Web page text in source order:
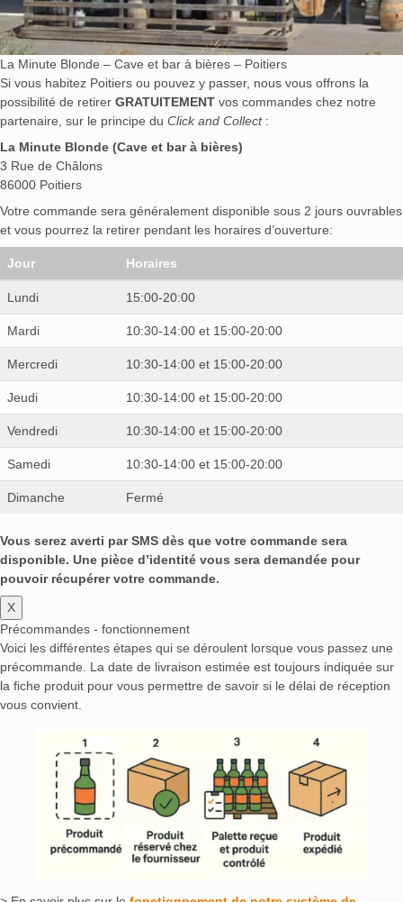
La Minute Blonde – Cave et bar à bières – Poitiers
Si vous habitez Poitiers ou pouvez y passer, nous vous offrons la
possibilité de retirer GRATUITEMENT vos commandes chez notre
partenaire, sur le principe du Click and Collect:
La Minute Blonde (Cave et bar à bières)
3 Rue de Châlons
86000 Poitiers
Votre commande sera généralement disponible sous 2 jours ouvrables
et vous pourrez la retirer pendant les horaires d’ouverture:
Jour Horaires
Lundi 15:00-20:00
Mardi 10:30-14:00 et 15:00-20:00
Mercredi 10:30-14:00 et 15:00-20:00
Jeudi 10:30-14:00 et 15:00-20:00
Vendredi 10:30-14:00 et 15:00-20:00
Samedi 10:30-14:00 et 15:00-20:00
Dimanche Fermé
Vous serez averti par SMS dès que votre commande sera
disponible. Une pièce d’identité vous sera demandée pour
pouvoir récupérer votre commande.
X
Précommandes - fonctionnement
Voici les différentes étapes qui se déroulent lorsque vous passez une
précommande. La date de livraison estimée est toujours indiquée sur
la fiche produit pour vous permettre de savoir si le délai de réception
vous convient.